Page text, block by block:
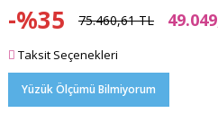
-%35 75.460,61 TL
Taksit Seçenekleri
Yüzük Ölçümü Bilmiyorum